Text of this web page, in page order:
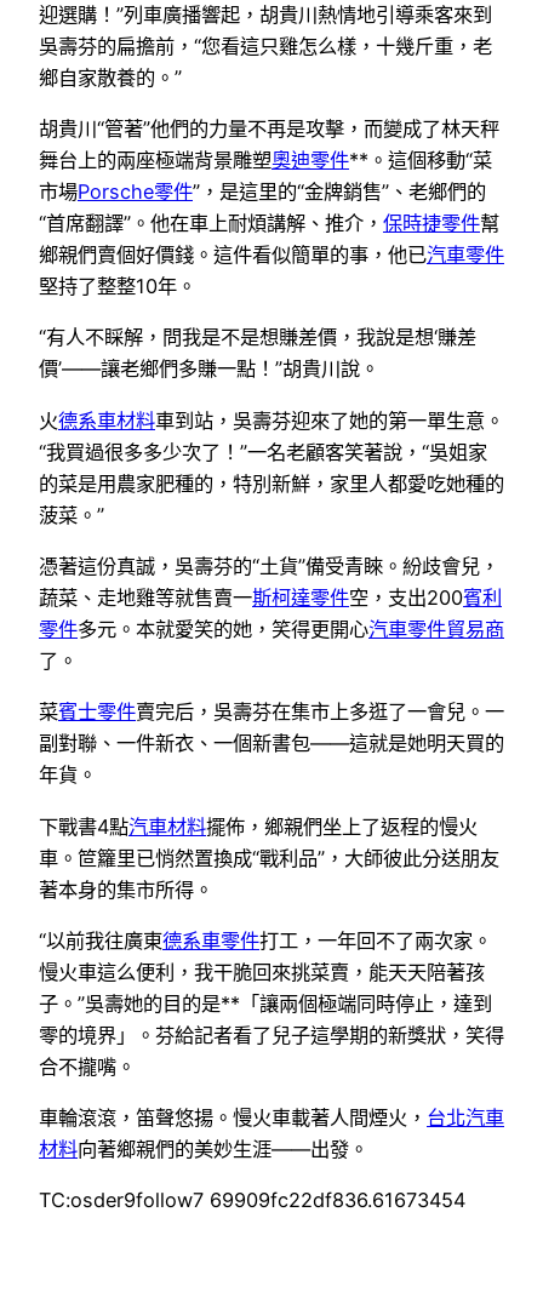
迎選購！”列車廣播響起，胡貴川熱情地引導乘客來到
吳壽芬的扁擔前，“您看這只雞怎么樣，十幾斤重，老
鄉自家散養的。”
胡貴川“管著”他們的力量不再是攻擊，而變成了林天秤
舞台上的兩座極端背景雕塑奧迪零件**。這個移動“菜
市場Porsche零件”，是這里的“金牌銷售”、老鄉們的
“首席翻譯”。他在車上耐煩講解、推介， 保時捷零件幫
鄉親們賣個好價錢。這件看似簡單的事，他已汽車零件
堅持了整整10年。
“有人不睬解，問我是不是想賺差價，我說是想‘賺差
價’——讓老鄉們多賺一點！”胡貴川說。
火德系車材料車到站，吳壽芬迎來了她的第一單生意。
“我買過很多多少次了！”一名老顧客笑著說，“吳姐家
的菜是用農家肥種的，特別新鮮，家里人都愛吃她種的
菠菜。”
憑著這份真誠，吳壽芬的“土貨”備受青睞。紛歧會兒，
蔬菜、走地雞等就售賣一斯柯達零件空，支出200賓利
零件多元。本就愛笑的她，笑得更開心汽車零件貿易商
了。
菜賓士零件賣完后，吳壽芬在集市上多逛了一會兒。一
副對聯、一件新衣、一個新書包——這就是她明天買的
年貨。
下戰書4點汽車材料擺佈，鄉親們坐上了返程的慢火
車。笸籮里已悄然置換成“戰利品”，大師彼此分送朋友
著本身的集市所得。
“以前我往廣東德系車零件打工，一年回不了兩次家。
慢火車這么便利，我干脆回來挑菜賣，能天天陪著孩
子。”吳壽她的目的是**「讓兩個極端同時停止，達到
零的境界」。芬給記者看了兒子這學期的新獎狀，笑得
合不攏嘴。
車輪滾滾，笛聲悠揚。慢火車載著人間煙火， 台北汽車
材料向著鄉親們的美妙生涯——出發。
TC:osder9follow7 69909fc22df836.61673454